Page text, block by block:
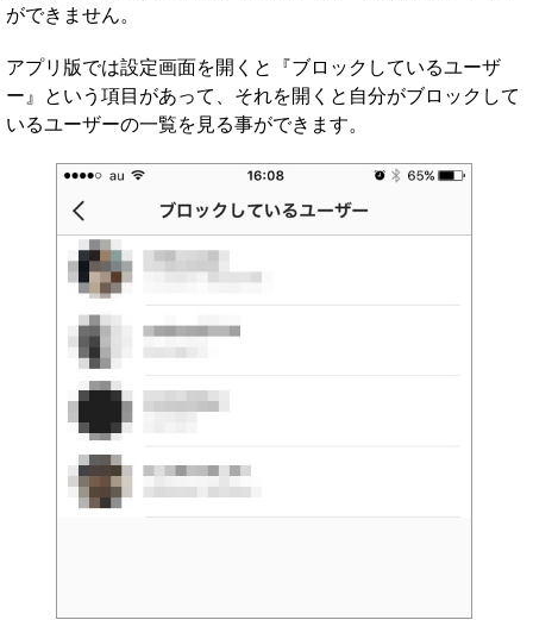
ができません。
アプリ版では設定画面を開くと『ブロックしているユーザ
ー』という項目があって、それを開くと自分がブロックして
いるユーザーの一覧を見る事ができます。